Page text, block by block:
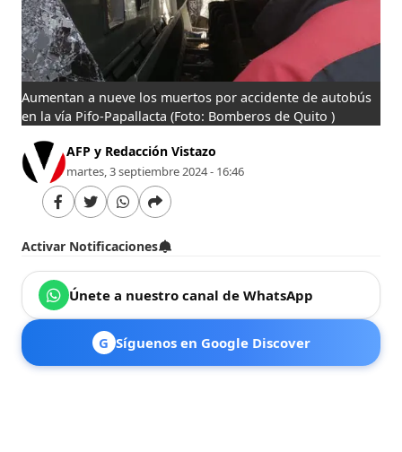
Aumentan a nueve los muertos por accidente de autobús
en la vía Pifo-Papallacta (Foto: Bomberos de Quito )
AFP y Redacción Vistazo
martes, 3 septiembre 2024 - 16:46
Activar Notificaciones
Únete a nuestro canal de WhatsApp
G Síguenos en Google Discover